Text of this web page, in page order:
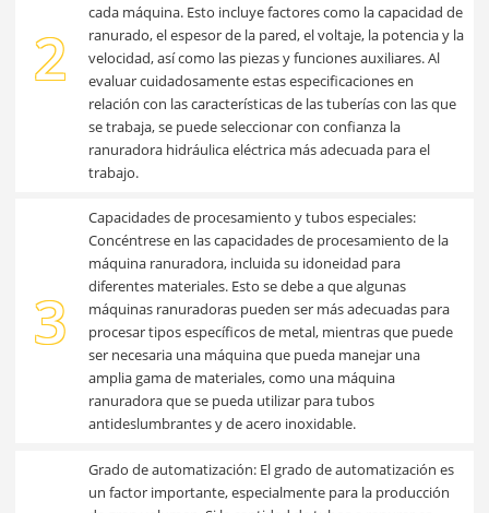
2
cada máquina. Esto incluye factores como la capacidad de
ranurado, el espesor de la pared, el voltaje, la potencia y la
velocidad, así como las piezas y funciones auxiliares. Al
evaluar cuidadosamente estas especificaciones en
relación con las características de las tuberías con las que
se trabaja, se puede seleccionar con confianza la
ranuradora hidráulica eléctrica más adecuada para el
trabajo.
3
Capacidades de procesamiento y tubos especiales:
Concéntrese en las capacidades de procesamiento de la
máquina ranuradora, incluida su idoneidad para
diferentes materiales. Esto se debe a que algunas
máquinas ranuradoras pueden ser más adecuadas para
procesar tipos específicos de metal, mientras que puede
ser necesaria una máquina que pueda manejar una
amplia gama de materiales, como una máquina
ranuradora que se pueda utilizar para tubos
antideslumbrantes y de acero inoxidable.
Grado de automatización: El grado de automatización es
un factor importante, especialmente para la producción